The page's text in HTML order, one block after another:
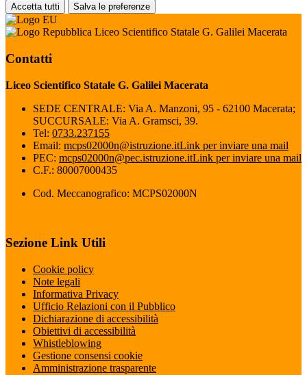
Accetta tutti Salva le preferenze
Liceo Scientifico Statale G. Galilei Macerata
Contatti
Liceo Scientifico Statale G. Galilei Macerata
SEDE CENTRALE: Via A. Manzoni, 95 - 62100 Macerata;
SUCCURSALE: Via A. Gramsci, 39.
Tel: 0733.237155
Email: mcps02000n@istruzione.itLink per inviare una mail
PEC: mcps02000n@pec.istruzione.itLink per inviare una mail
C.F.: 80007000435
Cod. Meccanografico: MCPS02000N
Sezione Link Utili
Cookie policy
Note legali
Informativa Privacy
Ufficio Relazioni con il Pubblico
Dichiarazione di accessibilità
Obiettivi di accessibilità
Whistleblowing
Gestione consensi cookie
Amministrazione trasparente